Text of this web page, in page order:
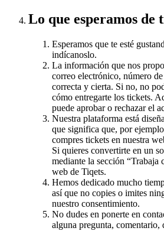
Lo que esperamos de
Esperamos que te esté
indícanoslo.
La información que nos
correo electrónico, número
correcta y cierta. Si no, no
cómo entregarte los tickets.
puede aprobar o rechazar el
Nuestra plataforma está
que significa que, por
compres tickets en nuestra
Si quieres convertirte en un
mediante la sección “Trabaja
web de Tiqets.
Hemos dedicado mucho
así que no copies o imites
nuestro consentimiento.
No dudes en ponerte en
alguna pregunta, comentario,